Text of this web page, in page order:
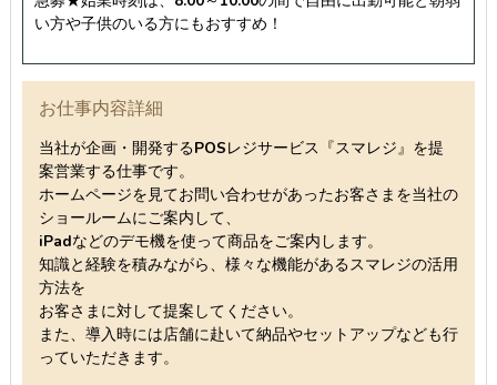
い方や子供のいる方にもおすすめ！
お仕事内容詳細
当社が企画・開発するPOSレジサービス『スマレジ』を提
案営業する仕事です。
ホームページを見てお問い合わせがあったお客さまを当社の
ショールームにご案内して、
iPadなどのデモ機を使って商品をご案内します。
知識と経験を積みながら、様々な機能があるスマレジの活用
方法を
お客さまに対して提案してください。
また、導入時には店舗に赴いて納品やセットアップなども行
っていただきます。